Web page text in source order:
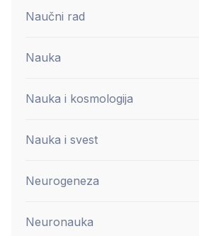
Naučni rad
Nauka
Nauka i kosmologija
Nauka i svest
Neurogeneza
Neuronauka